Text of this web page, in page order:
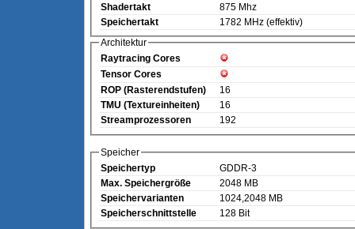
Shadertakt
875 Mhz
Speichertakt
1782 MHz (effektiv)
Architektur
Raytracing Cores
Tensor Cores
ROP (Rasterendstufen)
16
TMU (Textureinheiten)
16
Streamprozessoren
192
Speicher
Speichertyp
GDDR-3
Max. Speichergröße
2048 MB
Speichervarianten
1024,2048 MB
Speicherschnittstelle
128 Bit